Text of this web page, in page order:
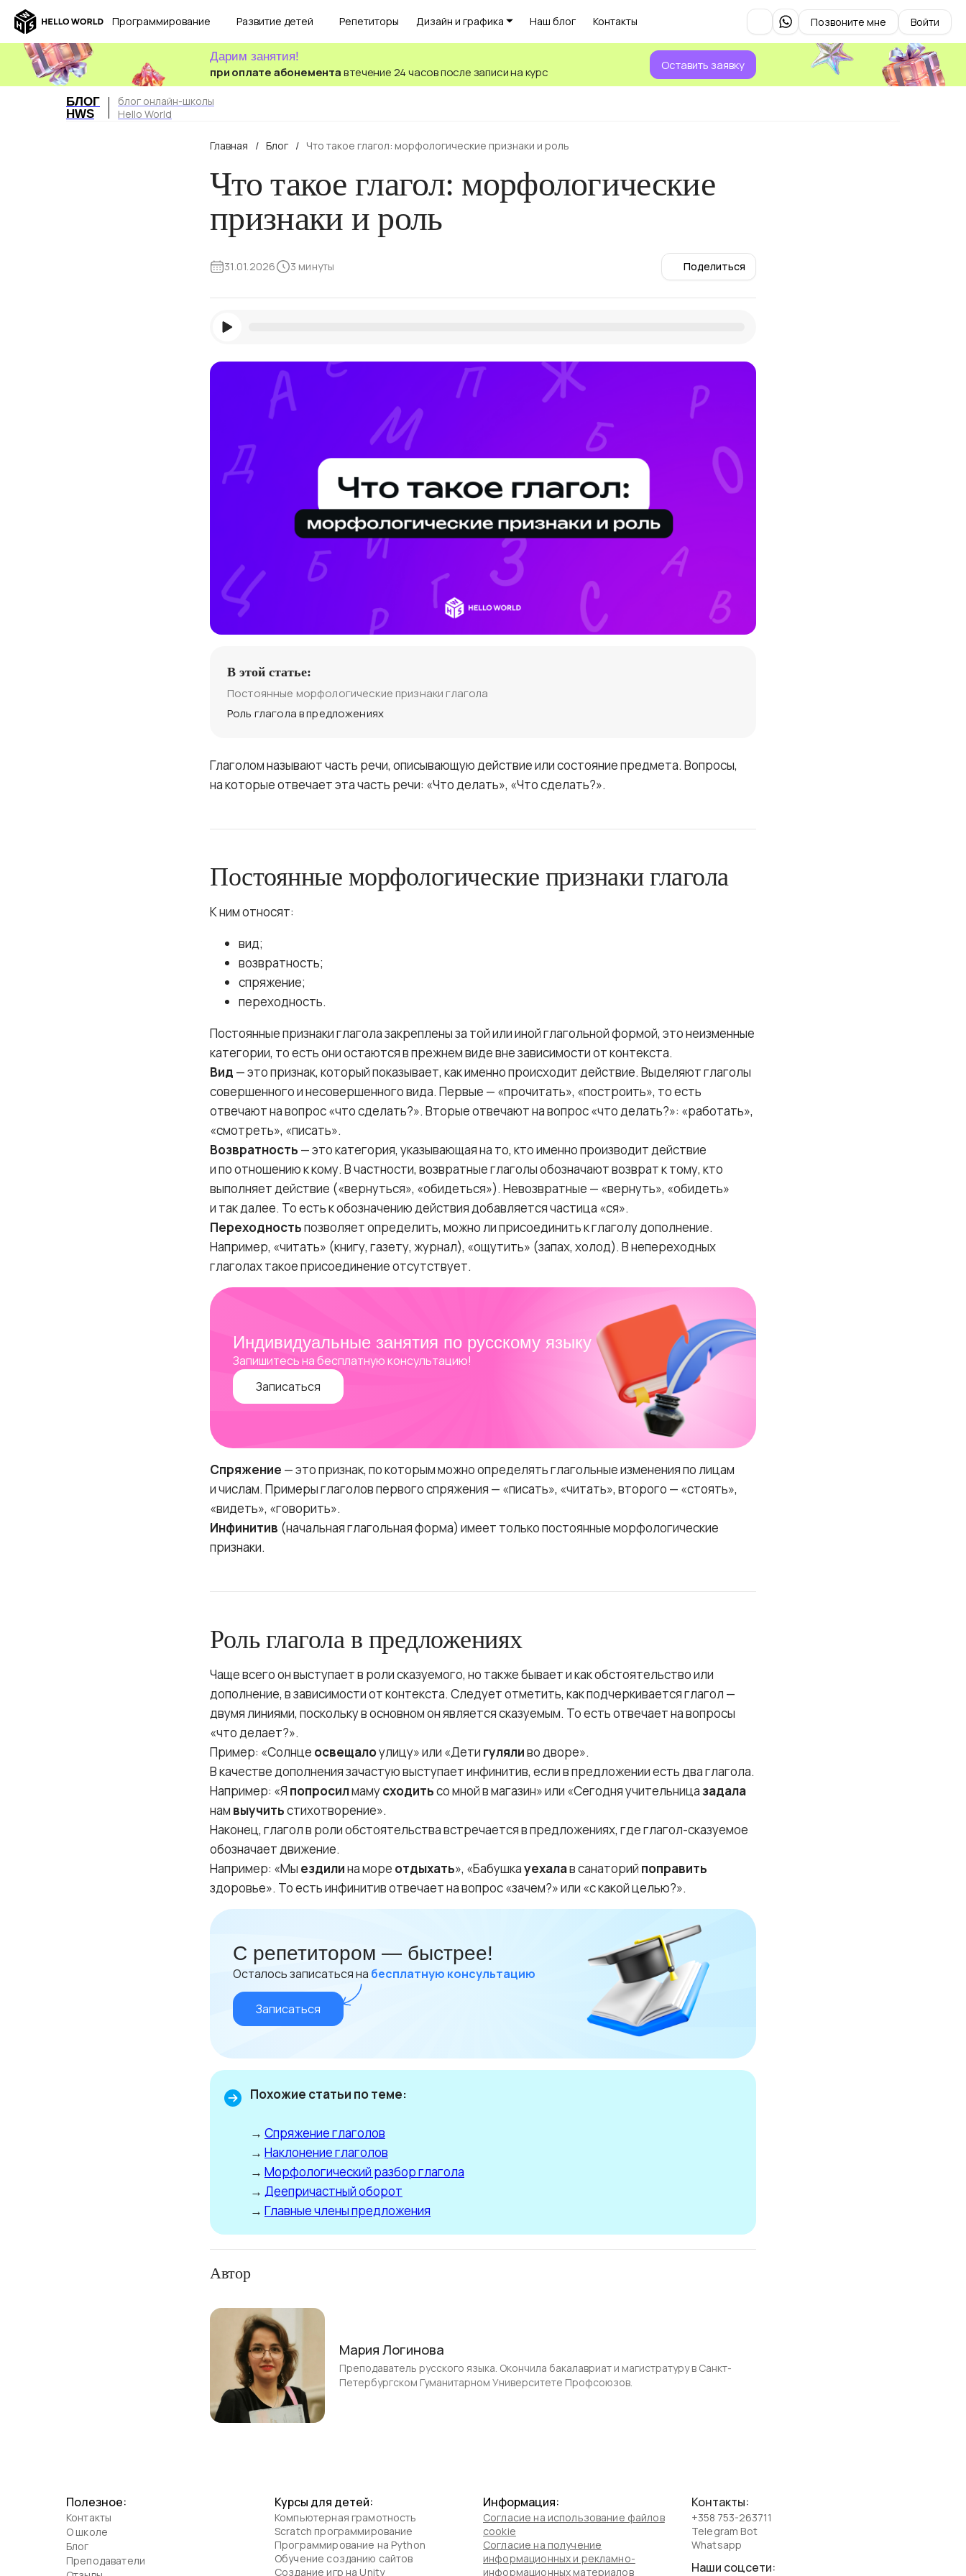
Программирование Развитие детей Репетиторы Дизайн и графика Наш блог Контакты Позвоните мне Войти
при оплате абонементав течение 24 часов после записи на курс
Дарим занятия!
Оставить заявку
БЛОГ
HWS
блог онлайн-школы
Hello World
Главная / Блог / Что такое глагол: морфологические признаки и роль
Что такое глагол: морфологические
признаки и роль
31.01.2026 3 минуты Поделиться
В этой статье:
Постоянные морфологические признаки глагола
Роль глагола в предложениях
Глаголом называют часть речи, описывающую действие или состояние предмета. Вопросы,
на которые отвечает эта часть речи: «Что делать», «Что сделать?».
Постоянные морфологические признаки глагола
К ним относят:
вид;
возвратность;
спряжение;
переходность.
Постоянные признаки глагола закреплены за той или иной глагольной формой, это неизменные
категории, то есть они остаются в прежнем виде вне зависимости от контекста.
Вид — это признак, который показывает, как именно происходит действие. Выделяют глаголы
совершенного и несовершенного вида. Первые — «прочитать», «построить», то есть
отвечают на вопрос «что сделать?». Вторые отвечают на вопрос «что делать?»: «работать»,
«смотреть», «писать».
Возвратность — это категория, указывающая на то, кто именно производит действие
и по отношению к кому. В частности, возвратные глаголы обозначают возврат к тому, кто
выполняет действие («вернуться», «обидеться»). Невозвратные — «вернуть», «обидеть»
и так далее. То есть к обозначению действия добавляется частица «ся».
Переходностьпозволяет определить, можно ли присоединить к глаголу дополнение.
Например, «читать» (книгу, газету, журнал), «ощутить» (запах, холод). В непереходных
глаголах такое присоединение отсутствует.
Индивидуальные занятия по русскому языку
Запишитесь на бесплатную консультацию!
Записаться
Спряжение — это признак, по которым можно определять глагольные изменения по лицам
и числам. Примеры глаголов первого спряжения — «писать», «читать», второго — «стоять»,
«видеть», «говорить».
Инфинитив (начальная глагольная форма) имеет только постоянные морфологические
признаки.
Роль глагола в предложениях
Чаще всего он выступает в роли сказуемого, но также бывает и как обстоятельство или
дополнение, в зависимости от контекста. Следует отметить, как подчеркивается глагол —
двумя линиями, поскольку в основном он является сказуемым. То есть отвечает на вопросы
«что делает?».
Пример: «Солнце освещалоулицу» или «Дети гуляливо дворе».
В качестве дополнения зачастую выступает инфинитив, если в предложении есть два глагола.
Например: «Я попросилмамусходитьсо мной в магазин» или «Сегодня учительница задала
нам выучитьстихотворение».
Наконец, глагол в роли обстоятельства встречается в предложениях, где глагол-сказуемое
обозначает движение.
Например: «Мы ездилина море отдыхать», «Бабушкауехалав санаторий поправить
здоровье». То есть инфинитив отвечает на вопрос «зачем?» или «с какой целью?».
С репетитором — быстрее!
Осталось записаться на бесплатную консультацию
Записаться
Похожие статьи по теме:
→ Спряжение глаголов
→ Наклонение глаголов
→ Морфологический разбор глагола
→ Деепричастный оборот
→ Главные члены предложения
Автор
Мария Логинова
Преподаватель русского языка. Окончила бакалавриат и магистратуру в Санкт-
Петербургском Гуманитарном Университете Профсоюзов.
Полезное:
Контакты
О школе
Блог
Преподаватели
Курсы для детей:
Компьютерная грамотность
Scratch программирование
Программирование на Python
Обучение созданию сайтов
Создание игр на Unity
Информация:
Согласие на использование файлов
cookie
Согласие на получение
информационных и рекламно-
информационных материалов
Контакты:
+358 753-263711
Telegram Bot
Whatsapp
Наши соцсети: